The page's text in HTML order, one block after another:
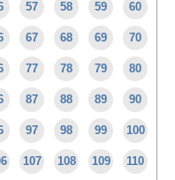
57 58 59 60
67 68 69 70
77 78 79 80
87 88 89 90
97 98 99 100
107 108 109 110